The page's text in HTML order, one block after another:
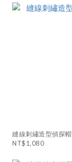
縫線刺繡造型偵探帽
NT$1,080